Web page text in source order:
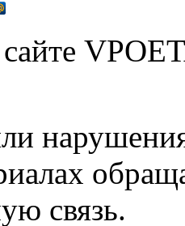
сайте
связь.